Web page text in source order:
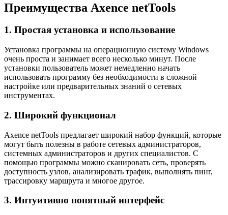
Преимущества Axence netTools
1. Простая установка и использование
Установка программы на операционную систему Windows
очень проста и занимает всего несколько минут. После
установки пользователь может немедленно начать
использовать программу без необходимости в сложной
настройке или предварительных знаний о сетевых
инструментах.
2. Широкий функционал
Axence netTools предлагает широкий набор функций, которые
могут быть полезны в работе сетевых администраторов,
системных администраторов и других специалистов. С
помощью программы можно сканировать сеть, проверять
доступность узлов, анализировать трафик, выполнять пинг,
трассировку маршрута и многое другое.
3. Интуитивно понятный интерфейс